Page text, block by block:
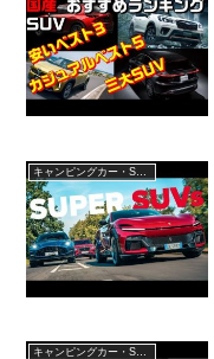
キャンピングカー・SUV人気車種